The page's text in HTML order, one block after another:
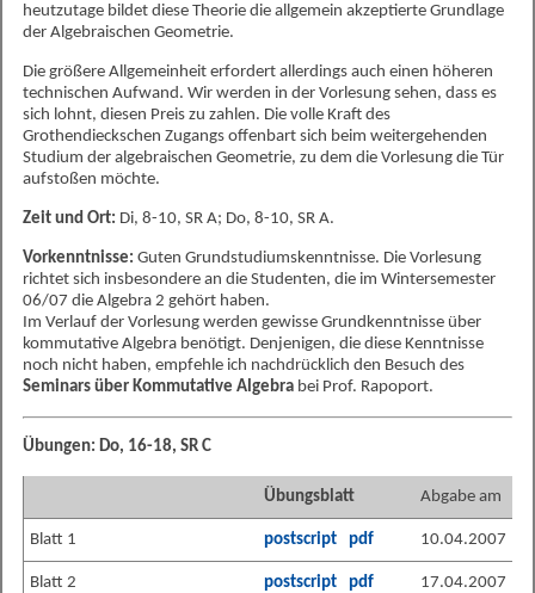
heutzutage bildet diese Theorie die allgemein akzeptierte Grundlage
der Algebraischen Geometrie.
Die größere Allgemeinheit erfordert allerdings auch einen höheren
technischen Aufwand. Wir werden in der Vorlesung sehen, dass es
sich lohnt, diesen Preis zu zahlen. Die volle Kraft des
Grothendieckschen Zugangs offenbart sich beim weitergehenden
Studium der algebraischen Geometrie, zu dem die Vorlesung die Tür
aufstoßen möchte.
Zeit und Ort: Di, 8-10, SR A; Do, 8-10, SR A.
Vorkenntnisse: Guten Grundstudiumskenntnisse. Die Vorlesung
richtet sich insbesondere an die Studenten, die im Wintersemester
06/07 die Algebra 2 gehört haben.
Im Verlauf der Vorlesung werden gewisse Grundkenntnisse über
kommutative Algebra benötigt. Denjenigen, die diese Kenntnisse
noch nicht haben, empfehle ich nachdrücklich den Besuch des
Seminars über Kommutative Algebra bei Prof. Rapoport.
Übungen: Do, 16-18, SR C
Übungsblatt Abgabe am
Blatt 1 postscript pdf 10.04.2007
Blatt 2 postscript pdf 17.04.2007